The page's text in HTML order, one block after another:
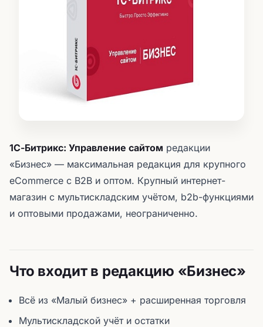
1С-Битрикс: Управление сайтом редакции
«Бизнес» — максимальная редакция для крупного
eCommerce с B2B и оптом. Крупный интернет-
магазин с мультискладским учётом, b2b-функциями
и оптовыми продажами, неограниченно.
Что входит в редакцию «Бизнес»
Всё из «Малый бизнес» + расширенная торговля
Мультискладской учёт и остатки